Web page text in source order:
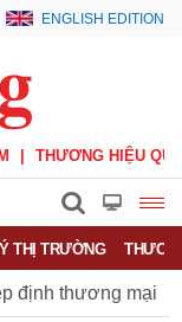
ENGLISH EDITION
THƯƠNG HIỆU
THỊ TRƯỜNG
định thương mại